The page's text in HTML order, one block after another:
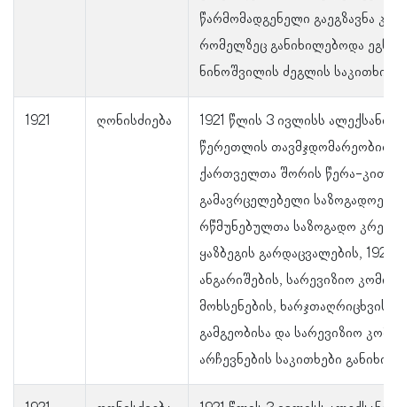
წარმომადგენელი გაეგზავნა
რომელზეც განიხილებოდა
ნინოშვილის ძეგლის საკითხი.
1921 ღონისძიება
1921 წლის 3 ივლისს
წერეთლის
ქართველთა შორის წერა-
გამავრცელებელი
რწმუნებულთა საზოგადო
ყაზბეგის გარდაცვალების,
ანგარიშების, სარევიზიო
მოხსენების, ხარჯთაღრიცხვის,
გამგეობისა და სარევიზიო
არჩევნების საკითხები